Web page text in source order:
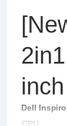
Dell
CPU